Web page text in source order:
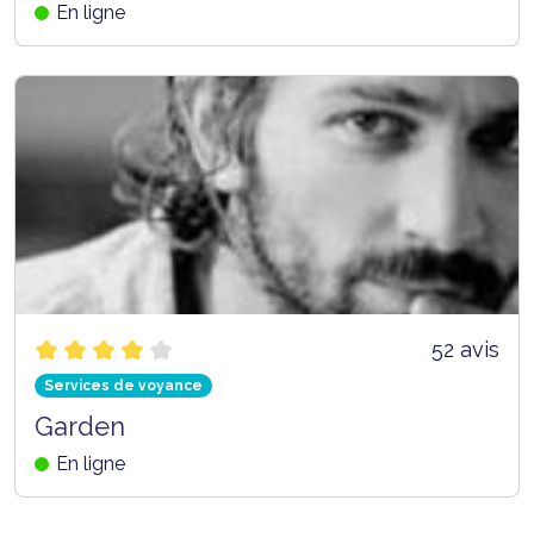
En ligne
52 avis
Services de voyance
Garden
En ligne